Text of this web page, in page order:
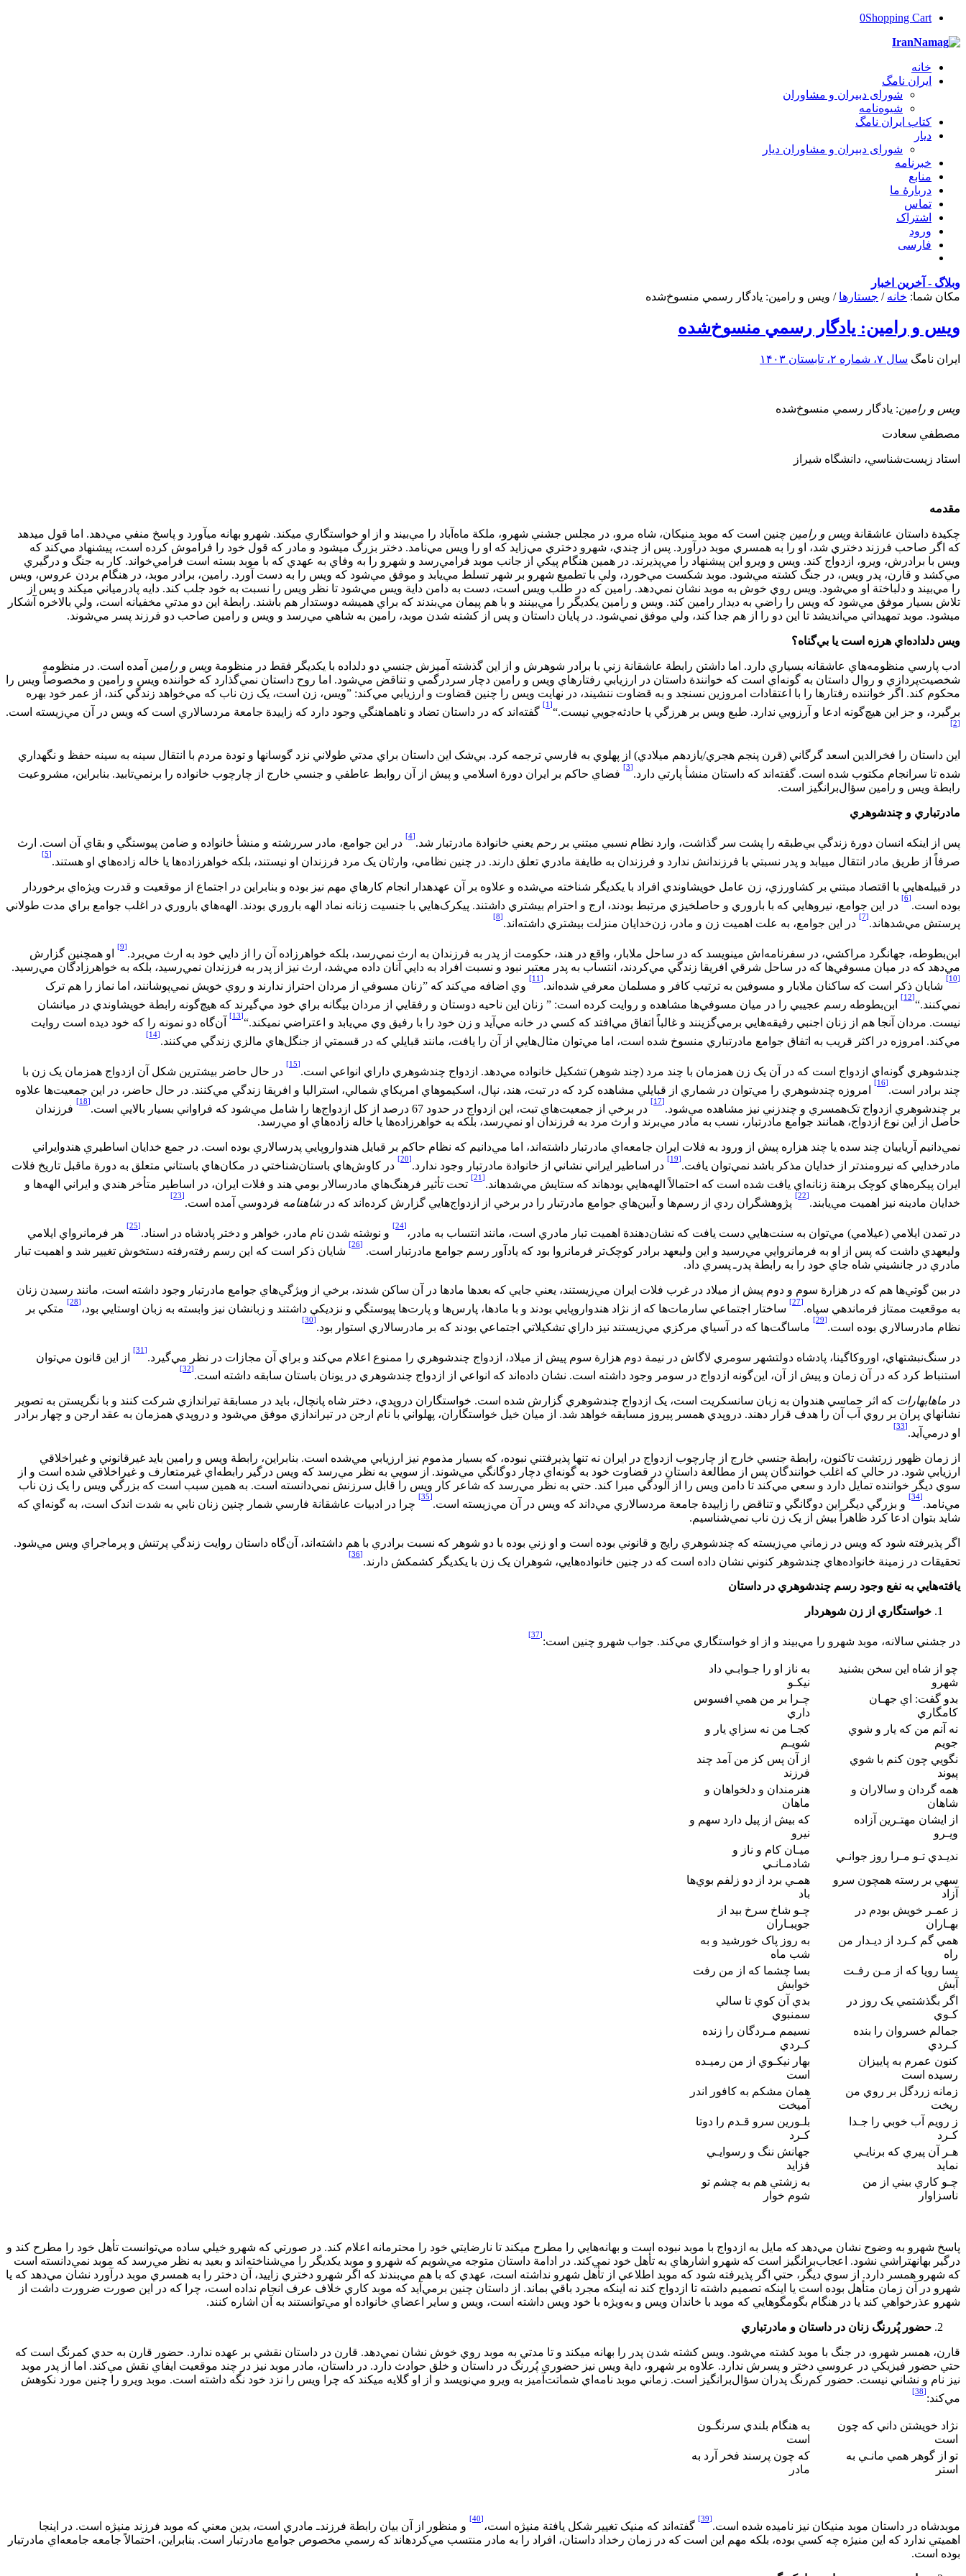
0Shopping Cart
خانه
ایران‌ نامگ
شورای دبیران و مشاوران
شیوه‌نامه
کتاب ایران‌ نامگ
دیار
شورای دبیران و مشاوران دیار
خبرنامه
منابع
دربارۀ ما
تماس
اشتراک
ورود
فارسی
وبلاگ - آخرین اخبار
مکان شما: خانه / جستارها / ويس و رامين: يادگار رسمي منسوخ‌‌شده
ويس و رامين: يادگار رسمي منسوخ‌‌شده
ایران نامگ سال ۷، شماره ۲، تابستان ۱۴۰۳
ويس و رامين: يادگار رسمي منسوخ‌‌شده
مصطفي سعادت
استاد زيست‌‌شناسي، دانشگاه شيراز
مقدمه
چکيدة داستان عاشقانة ويس و رامين چنين است که موبد منيکان، شاه مرو، در مجلس جشني شهرو، ملکة ماه‌‌آباد را مي‏‌بيند و از او خواستگاري مي‏کند. شهرو بهانه‏ مي‏آورد و پاسخ منفي مي‌‏‌دهد. اما قول مي‏دهد
که اگر صاحب فرزند دختري شد، او را به همسري موبد درآورد. پس از چندي، شهرو دختري مي‏‌زايد که او را ويس مي‏‌نامد. دختر بزرگ مي‏شود و مادر که قول خود را فراموش کرده است، پيشنهاد مي‌‏کند که
ويس با برادرش، ويرو، ازدواج کند. ويس و ويرو اين پيشنهاد را مي‌‏پذيرند. در همين هنگام پيکي از جانب موبد فرا‌مي‏‌رسد و شهرو را به وفاي به عهدي که با موبد بسته است فرامي‏‌خواند. کار به جنگ و درگيري
مي‏‌کشد و قارن، پدر ويس، در جنگ کشته مي‌شود. موبد شکست مي‏‌خورد، ولي با تطميع شهرو بر شهر تسلط مي‏‌يابد و موفق مي‌‏شود که ويس را به دست آورد. رامين، برادر موبد، در هنگام بردن عروس، ويس
را مي‌‏بيند و دل‏باختة او مي‌‏شود. ويس روي خوش به موبد نشان نمي‌‏دهد. رامين که در طلب ويس است، دست به دامن داية ويس مي‌‏شود تا نظر ويس را نسبت به خود جلب کند. دايه پادرمياني مي‏کند و پس از
تلاش بسيار موفق مي‌شود که ويس را راضي به ديدار رامين کند. ويس و رامين يکديگر را مي‌‏بينند و با هم پيمان مي‌‏بندند که براي هميشه دوستدار هم باشند. رابطة اين دو مدتي مخفيانه است، ولي بالاخره آشکار
مي‏شود. موبد تمهيداتي مي‏‌انديشد تا اين دو را از هم جدا کند، ولي موفق نمي‌‏شود. در پايان داستان و پس از کشته شدن موبد، رامين به شاهي مي‏‌رسد و ويس و رامين صاحب دو فرزند پسر مي‏‌شوند.
ويس دلداده‌‌اي هرزه است يا بي‌گناه؟
ادب پارسي منظومه‌‏هاي عاشقانه بسياري دارد. اما داشتن رابطة عاشقانة زني با برادر شوهرش و از اين گذشته آميزش جنسي دو دلداده با يکديگر فقط در منظومة ويس و رامين آمده است. در منظومه
شخصيت‌‏پردازي و روال داستان به گونه‌‏اي است که خوانندة داستان در ارزيابي رفتارهاي ويس و رامين دچار سردرگمي و تناقض مي‌‏شود. اما روح داستان نمي‌‏گذارد که خواننده ويس و رامين و مخصوصاً ويس را
محکوم ‏کند. اگر خواننده رفتارها را با اعتقادات امروزين نسنجد و به قضاوت ننشيند، در نهايت ويس را چنين قضاوت و ارزيابي مي‌‏کند: ”ويس، زن است، يک زن ناب که مي‌‏خواهد زندگي کند، از عمر خود بهره
برگيرد، و جز اين هيچ‌‏گونه ادعا و آرزويي ندارد. طبع ويس بر هرزگي يا حادثه‏‌جويي نيست.‌‌“
[1]
گفته‌‌اند که در داستان تضاد و ناهماهنگي وجود دارد که زاييدة جامعة مردسالاري است که ويس در آن مي‌‏زيسته است.
[2]
اين داستان را فخرالدين اسعد گرگاني (قرن پنجم هجري/يازدهم ميلادي) از پهلوي به فارسي ترجمه کرد. بي‏‌شک اين داستان براي مدتي طولاني نزد گوسان‏ها و تودة مردم با انتقال سينه به سينه حفظ و نگهداري
شده تا سرانجام مکتوب شده است. گفته‌‌اند‏ که داستان منشأ پارتي دارد.
[3]
فضاي حاکم بر ايران دورة اسلامي و پيش از آن روابط عاطفي و جنسي خارج از چارچوب خانواده را برنمي‏‌تابيد. بنابراين، مشروعيت
رابطة ويس و رامين سؤال‌‌برانگيز است.
مادرتباري و چندشوهري
پس از اينکه انسان دورة زندگي بي‌‌طبقه را پشت سر گذاشت، وارد نظام نسبي مبتني بر رحم يعني خانوادة مادرتبار شد.
[4]
در اين جوامع، مادر سررشته و منشأ خانواده و ضامن پيوستگي و بقاي آن است. ارث
صرفاً از طريق مادر انتقال مي‏يابد و پدر نسبتي با فرزندانش ندارد و فرزندان به طايفة مادري تعلق دارند. در چنين نظامي، وارثان يک مرد فرزندان او نيستند، بلکه خواهرزاده‌‏ها يا خاله ‏زاده‏‌هاي او هستند.
[5]
در قبيله‌‏هايي با اقتصاد مبتني بر کشاورزي، زن عامل خويشاوندي افراد با يکديگر شناخته مي‌‏شده و علاوه بر آن عهده‏دار انجام کارهاي مهم نيز بوده و بنابراين در اجتماع از موقعيت و قدرت ويژه‌‏اي برخوردار
بوده است.
[6]
در اين جوامع، نيروهايي که با باروري و حاصلخيزي مرتبط بودند، ارج و احترام بيشتري داشتند. پيکرک‌‏هايي با جنسيت زنانه نماد الهه باروري بودند. الهه‏‌هاي باروري در اغلب جوامع براي مدت طولاني
پرستش مي‏‌شده‏اند.
[7]
در اين جوامع، به علت اهميت زن و مادر، زن‌‌خدايان منزلت بيشتري داشته‌‏اند.
[8]
ابن‌‏بطوطه، جهانگرد مراکشي، در سفرنامه‌‏اش مي‏نويسد که در ساحل ملابار، واقع در هند، حکومت از پدر به فرزندان به ارث نمي‌‏رسد، بلکه خواهرزاده آن را از دايي خود به ارث مي‌‏برد.
[9]
او همچنين گزارش
مي‌‏دهد که در ميان مسوفي‌‏ها که در ساحل شرقي افريقا زندگي مي‏‌کردند، انتساب به پدر معتبر نبود و نسبت افراد به دايي آنان داده مي‌‏شد، ارث نيز از پدر به فرزندان نمي‌‏رسيد، بلکه به خواهرزادگان مي‏‌رسيد.
[10]
شايان ذکر است که ساکنان ملابار و مسوفين به ترتيب کافر و مسلمان معرفي شده‌‏اند.
[11]
وي اضافه مي‌‏کند که ”زنان مسوفي از مردان احتراز ندارند و روي خويش نمي‏‌پوشانند، اما نماز را هم ترک
نمي‏‌کنند.‌‌“
[12]
ابن‌بطوطه رسم عجيبي را در ميان مسوفي‌‏ها مشاهده و روايت کرده است: ” زنان اين ناحيه دوستان و رفقايي از مردان بيگانه براي خود مي‌گيرند که هيچ‏‌گونه رابطة خويشاوندي در ميانشان
نيست. مردان آنجا هم از زنان اجنبي رفيقه‌‏هايي برمي‌گزينند و غالباً اتفاق مي‏‌افتد که کسي در خانه مي‌آيد و زن خود را با رفيق وي مي‌يابد و اعتراضي نمي‏کند.‌‌“
[13]
آن‌‌گاه دو نمونه را که خود ديده است روايت
مي‌‏کند. امروزه در اکثر قريب به اتفاق جوامع مادرتباري منسوخ شده است، اما مي‌توان مثال‌هايي از آن را يافت، مانند قبايلي که در قسمتي از جنگل‌‏هاي مالزي زندگي مي‌‏کنند.
[14]
چندشوهري گونه‏‌اي ازدواج است که در آن يک زن همزمان با چند مرد (چند شوهر) تشکيل خانواده مي‌‏دهد. ازدواج چندشوهري داراي انواعي است.
[15]
در حال حاضر بيشترين شکل آن ازدواج همزمان يک زن با
چند برادر است.
[16]
امروزه چندشوهري را مي‌‏توان در شماري از قبايلي مشاهده کرد که در تبت، هند، نپال، اسکيموهاي امريکاي شمالي، استراليا و افريقا زندگي مي‌‏کنند. در حال حاضر، در اين جمعيت‌ها علاوه
بر چندشوهري ازدواج تک‌‌همسري و چندزني نيز مشاهده مي‌‏شود.
[17]
در برخي از جمعيت‌‏هاي تبت، اين ازدواج در حدود 67 درصد از کل ازدواج‌ها را شامل مي‌‏شود که فراواني بسيار بالايي است.
[18]
فرزندان
حاصل از اين نوع ازدواج، همانند جوامع مادرتبار، نسب به مادر مي‌‏برند و ارث مرد به فرزندان او نمي‌‏رسد، بلکه به خواهرزاده‌‏ها يا خاله‏ زاده‌هاي او مي‌‏رسد.
نمي‌‏دانيم آرياييان چند سده يا چند هزاره پيش از ورود به فلات ايران جامعه‌‏اي مادرتبار داشته‌‏اند، اما مي‌‏دانيم که نظام حاکم بر قبايل هندواروپايي پدرسالاري بوده است. در جمع خدايان اساطيري هندوايراني
مادرخدايي که نيرومندتر از خدايان مذکر باشد نمي‏‌توان يافت.
[19]
در اساطير ايراني نشاني از خانوادة مادرتبار وجود ندارد.
[20]
در کاوش‌هاي باستان‌‏شناختي در مکان‌‏هاي باستاني متعلق به دورة ماقبل تاريخ فلات
ايران پيکره‌‏هاي کوچک برهنة‏ زنانه‌‏اي يافت شده است که احتمالاً الهه‏‌هايي بوده‏اند که ستايش مي‌‏شده‏اند.
[21]
تحت تأثير فرهنگ‏‌هاي مادرسالار بومي هند و فلات ايران، در اساطير متأخر هندي و ايراني الهه‌‏ها و
خدايان مادينه نيز اهميت مي‌‏يابند.
[22]
پژوهشگران ردي از رسم‏‌ها و آيين‏‌هاي جوامع مادرتبار را در برخي از ازدواج‌هايي گزارش کرده‌‌اند که درشاهنامه فردوسي آمده است.
[23]
در تمدن ايلامي (عيلامي) مي‏‌توان به سنت‌‏هايي دست يافت که نشان‌‌دهندة اهميت تبار مادري است، مانند انتساب به مادر،
[24]
و نوشته شدن نام مادر، خواهر و دختر پادشاه در اسناد.
[25]
هر فرمانرواي ايلامي
وليعهدي داشت که پس از او به فرمانروايي مي‌رسيد و اين وليعهد برادر کوچک‌‌تر فرمانروا بود که يادآور رسم جوامع مادرتبار است.
[26]
شايان ذکر است که اين رسم رفته‌‌رفته دستخوش تغيير ‏شد و اهميت تبار
مادري در جانشيني شاه جاي خود را به رابطة پدرـ پسري داد.
در بين گوتي‌‏ها هم که در هزارة سوم و دوم پيش از ميلاد در غرب فلات ايران مي‌زيستند، يعني جايي که بعدها مادها در آن ساکن شدند، برخي از ويژگي‌‏هاي جوامع مادرتبار وجود داشته است، مانند رسيدن زنان
به موقعيت ممتاز فرماندهي سپاه.
[27]
ساختار اجتماعي سارمات‌‏ها که از نژاد هندواروپايي بودند و با مادها، پارس‌‏ها و پارت‌‏ها پيوستگي و نزديکي داشتند و زبانشان نيز وابسته به زبان اوستايي بود،
[28]
متکي بر
نظام مادرسالاري بوده است.
[29]
ماساگت‌‏ها که در آسياي مرکزي مي‌‏زيستند نيز داراي تشکيلاتي اجتماعي بودند که بر مادرسالاري استوار بود.
[30]
در سنگ‌‌نبشته‏اي، اوروکاگينا، پادشاه دولت‏شهر سومري لاگاش در نيمة دوم هزارة سوم پيش از ميلاد، ازدواج چندشوهري را ممنوع اعلام مي‏‌کند و براي آن مجازات در نظر مي‏‌گيرد.
[31]
از اين قانون مي‌‏توان
استنباط کرد که در آن زمان و پيش از آن، اين‌‏گونه ازدواج در سومر وجود داشته است. نشان داده‌‌اند که انواعي از ازدواج چندشوهري در يونان باستان سابقه داشته است.
[32]
در ماهابهارات که اثر حماسي هندوان به زبان سانسکريت است، يک ازدواج چندشوهري گزارش شده است. خواستگاران دروپدي، دختر شاه پانچال، بايد در مسابقة تيراندازي شرکت کنند و با نگريستن به تصوير
نشان‏هاي پران بر روي آب آن را هدف قرار دهند. دروپدي همسر پيروز مسابقه خواهد شد. از ميان خيل خواستگاران، پهلواني با نام ارجن در تيراندازي موفق مي‌‏شود و دروپدي همزمان به عقد ارجن و چهار برادر
او درمي‌‏آيد.
[33]
از زمان ظهور زرتشت تاکنون، رابطة جنسي خارج از چارچوب ازدواج در ايران نه تنها پذيرفتني نبوده، که بسيار مذموم نيز ارزيابي مي‏‌شده است. بنابراين، رابطة ويس و رامين بايد غيرقانوني و غيراخلاقي
ارزيابي شود. در حالي ‏که اغلب خوانندگان پس از مطالعة داستان در قضاوت خود به گونه‌‏اي دچار دوگانگي مي‏‌شوند. از سويي به نظر مي‌‏رسد که ويس درگير رابطه‌‏اي غيرمتعارف و غيراخلاقي شده است و از
سوي ديگر خواننده تمايل دارد و سعي مي‌‏کند تا دامن ويس را از آلودگي مبرا کند. حتي به نظر مي‌‏رسد که شاعر کار ويس را قابل سرزنش نمي‌‏دانسته است. به همين سبب است که بزرگي ويس را يک زن ناب
مي‌‏نامد.
[34]
و بزرگي ديگر اين دوگانگي و تناقض را زاييدة جامعة مردسالاري مي‌‏داند که ويس در آن مي‌‏زيسته است.
[35]
چرا در ادبيات عاشقانة فارسي شمار چنين زنان نابي به شدت اندک است، به گونه‌‏اي که
شايد بتوان ادعا کرد ظاهراً بيش از يک زن ناب نمي‌‏شناسيم.
اگر پذيرفته شود که ويس در زماني مي‏‌زيسته که چندشوهري رايج و قانوني بوده است و او زني بوده با دو شوهر که نسبت برادري با هم داشته‌اند، آن‌‌گاه داستان روايت زندگي پرتنش و پرماجراي ويس مي‏‌شود.
تحقيقات در زمينة خانواده‌‏هاي چندشوهر کنوني نشان داده است که در چنين خانواده‏‌هايي، شوهران يک زن با يکديگر کشمکش دارند.
[36]
يافته‏‌هايي به نفع وجود رسم چندشوهري در داستان
خواستگاري از زن شوهردار
در جشني سالانه‏، موبد شهرو را مي‌‏بيند و از او خواستگاري مي‌‏کند. جواب شهرو چنين است:
[37]
چو از شاه اين سخن بشنيد
شهرو
به ناز او را جـوابـي داد
نيکـو
بدو گفت: اي جهـان
کامگاري
چـرا بر من همي افسوس
داري
نه آنم من که يار و شوي
جويم
کجـا من نه سزاي يار و
شويـم
نگويي چون کنم با شوي
پيوند
از آن پس کز من آمد چند
فرزند
همه گردان و سالاران و
شاهان
هنرمندان و دلخواهان و
ماهان
از ايشان مهتـرين آزاده
ويـرو
که بيش از پيل دارد سهم و
نيرو
نديـدي تـو مـرا روز جوانـي
ميـان کام و ناز و
شادمـانـي
سهي بر رسته همچون سرو
آزاد
همـي برد از دو زلفم بوي‌‌ها
باد
ز عمـر خويش بودم در
بهـاران
چـو شاخ سرخ بيد از
جويبـاران
همي گم کـرد از ديـدار من
راه
به روز پاک خورشيد و به
شب ماه
بسا رويا که از مـن رفـت
آبش
بسا چشما که از من رفت
خوابش
اگر بگذشتمي يک روز در
کـوي
بدي آن کوي تا سالي
سمن‏بوي
جمالم خسروان را بنده
کـردي
نسيمم مـردگان را زنده
کـردي
کنون عمرم به پاييزان
رسيده است
بهار نيکـوي از من رميـده
است
زمانه زردگل بر روي من
ريخت
همان مشکم به کافور اندر
آميخت
ز رويم آب خوبي را جـدا
کـرد
بلـورين سرو قـدم را دوتا
کـرد
هـر آن پيري که برنايـي
نمايد
جهانش ننگ و رسوايـي
فزايد
چـو کاري بيني از من
ناسزاوار
به زشتي هم به چشم تو
شوم خوار
پاسخ شهرو به وضوح نشان مي‌‌دهد که مايل به ازدواج با موبد نبوده است و بهانه‌‏هايي را مطرح مي‏کند تا نارضايتي خود را محترمانه اعلام کند. در صورتي که شهرو خيلي ساده مي‌‏توانست تأهل خود را مطرح کند و
درگير بهانه‏تراشي نشود. اعجاب‌‌برانگيز است که شهرو اشاره‏اي به تأهل خود نمي‏‌کند. در ادامة داستان متوجه مي‏‌شويم که شهرو و موبد يکديگر را مي‏‌شناخته‌‏اند و بعيد به نظر مي‌‏رسد که موبد نمي‏‌دانسته است
که شهرو همسر دارد. از سوي ديگر، حتي اگر پذيرفته شود که موبد اطلاعي از تأهل شهرو نداشته است، عهدي که با هم مي‌‏بندند که اگر شهرو دختري زاييد، آن دختر را به همسري موبد درآورد نشان مي‌‏دهد که يا
شهرو در آن زمان متأهل بوده است يا اينکه تصميم داشته تا ازدواج کند نه اينکه مجرد باقي ‏بماند. از داستان چنين برمي‌‏آيد که موبد کاري خلاف عرف انجام نداده است، چرا که در اين صورت ضرورت داشت از
شهرو عذرخواهي کند يا در هنگام بگومگوهايي که موبد با خاندان ويس و به‌‌ويژه با خود ويس داشته است، ويس و ساير اعضاي خانواده او مي‌توانستند به آن اشاره کنند.
حضور پُررنگ زنان در داستان و مادرتباري
قارن، همسر شهرو، در جنگ با موبد کشته مي‏‌شود. ويس کشته شدن پدر را بهانه مي‏کند و تا مدتي به موبد روي خوش نشان نمي‏‌دهد. قارن در داستان نقشي بر عهده ندارد. حضور قارن به حدي کم‏رنگ است که
حتي حضور فيزيکي در عروسي دختر و پسرش ندارد. علاوه بر شهرو، داية ويس نيز حضوري پُررنگ در داستان و خلق حوادث دارد. در داستان، مادر موبد نيز در چند موقعيت ايفاي نقش مي‏‌کند. اما از پدر موبد
نيز نام و نشاني نيست. حضور کم‏‌رنگ پدران سؤال‌‌برانگيز است. زماني موبد نامه‏‌اي شماتت‏‌آميز به ويرو مي‏‌نويسد و از او گلايه مي‏کند که چرا ويس را نزد خود نگه داشته است. موبد ويرو را چنين مورد نکوهش
مي‌‌کند:
[38]
نژاد خويشتن داني که چون
است
به هنگام بلندي سرنگـون
است
تو از گوهر همي مانـي به
استر
که چون پرسند فخر آرد به
مادر
موبدشاه در داستان موبد منيکان نيز ناميده شده است.
[39]
گفته‌‌اند که منيک تغيير شکل يافتة منيژه است،
[40]
و منظور از آن بيان رابطة فرزندـ مادري است، بدين معني که موبد فرزند منيژه است. در اينجا
اهميتي ندارد که اين منيژه چه کسي بوده، بلکه مهم اين است که در زمان رخداد داستان، افراد را به مادر منتسب مي‌‏کرده‏اند که رسمي مخصوص جوامع مادرتبار است. بنابراين، احتمالاً جامعه جامعه‌‏اي مادرتبار
بوده است.